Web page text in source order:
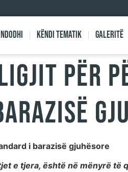
Ndodhi Këndi Tematik Galeritë
për
i barazisë gjuhësore
e tjera, është në mënyrë të